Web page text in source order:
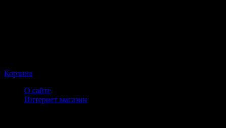
Корзина
О сайте
Интернет магазин